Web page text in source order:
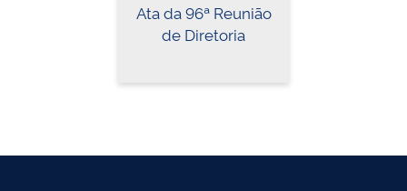
Ata da 96ª Reunião
de Diretoria